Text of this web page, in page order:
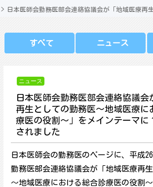
日本医師会勤務医部会連絡協議会が「地域医療
すべて ニュース
ニュース
日本医師会勤務医部会連絡協議会
再生としての勤務医～地域医療に
療医の役割～」をメインテーマに
されました
日本医師会の勤務医のページに、平成
勤務医部会連絡協議会が「地域医療再
～地域医療における総合診療医の役割